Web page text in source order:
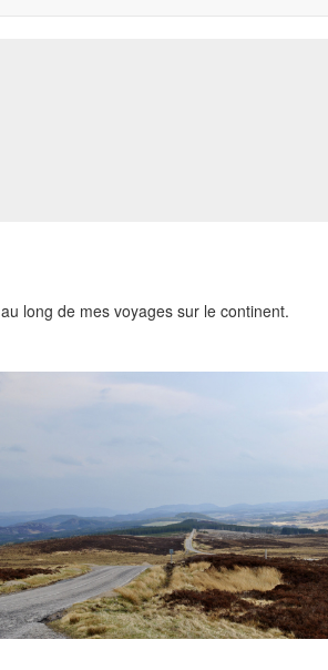
long de mes voyages sur le continent.